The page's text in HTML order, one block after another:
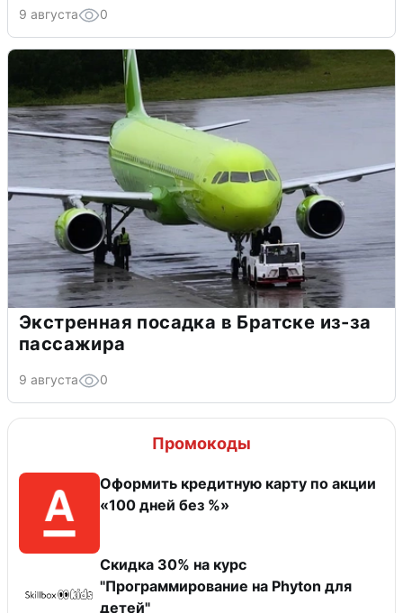
9 августа 0
Экстренная посадка в Братске из-за
пассажира
9 августа 0
Промокоды
Оформить кредитную карту по акции
«100 дней без %»
Скидка 30% на курс
"Программирование на Phyton для
детей"